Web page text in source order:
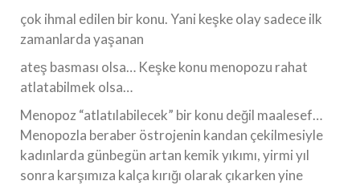
çok ihmal edilen bir konu. Yani keşke olay sadece ilk
zamanlarda yaşanan
ateş basması olsa… Keşke konu menopozu rahat
atlatabilmek olsa…
Menopoz “atlatılabilecek” bir konu değil maalesef…
Menopozla beraber östrojenin kandan çekilmesiyle
kadınlarda günbegün artan kemik yıkımı, yirmi yıl
sonra karşımıza kalça kırığı olarak çıkarken yine